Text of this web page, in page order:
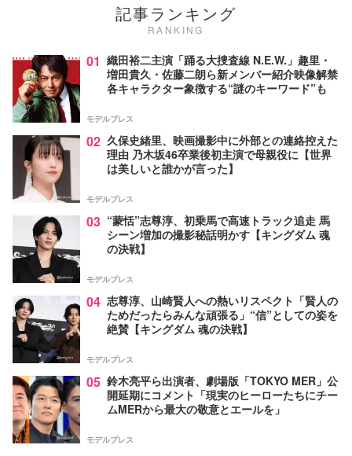
記事ランキング
RANKING
01 織田裕二主演「踊る大捜査線 N.E.W.」趣里・
増田貴久・佐藤二朗ら新メンバー紹介映像解禁
各キャラクター象徴する“謎のキーワード”も
モデルプレス
02 久保史緒里、映画撮影中に外部との連絡控えた
理由 乃木坂46卒業後初主演で母親役に【世界
は美しいと誰かが言った】
モデルプレス
03 “蒙恬”志尊淳、初乗馬で高速トラック追走 馬
シーン増加の撮影秘話明かす【キングダム 魂
の決戦】
モデルプレス
04 志尊淳、山崎賢人への熱いリスペクト「賢人の
ためだったらみんな頑張る」“信”としての姿を
絶賛【キングダム 魂の決戦】
モデルプレス
05 鈴木亮平ら出演者、劇場版「TOKYO MER」公
開延期にコメント「現実のヒーローたちにチー
ムMERから最大の敬意とエールを」
モデルプレス